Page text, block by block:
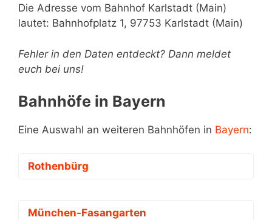
Die Adresse vom Bahnhof Karlstadt (Main)
lautet: Bahnhofplatz 1, 97753 Karlstadt (Main)
Fehler in den Daten entdeckt? Dann meldet
euch bei uns!
Bahnhöfe in Bayern
Eine Auswahl an weiteren Bahnhöfen in Bayern:
Rothenbürg
München-Fasangarten